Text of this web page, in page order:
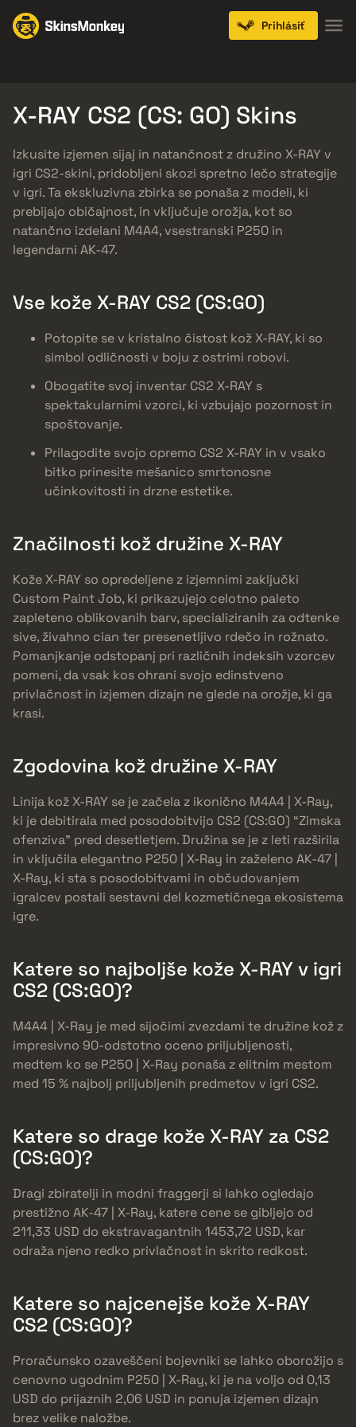
Prihlásiť
X-RAY CS2 (CS: GO) Skins
Izkusite izjemen sijaj in natančnost z družino X-RAY v
igri CS2-skini, pridobljeni skozi spretno lečo strategije
v igri. Ta ekskluzivna zbirka se ponaša z modeli, ki
prebijajo običajnost, in vključuje orožja, kot so
natančno izdelani M4A4, vsestranski P250 in
legendarni AK-47.
Vse kože X-RAY CS2 (CS:GO)
Potopite se v kristalno čistost kož X-RAY, ki so
simbol odličnosti v boju z ostrimi robovi.
Obogatite svoj inventar CS2 X-RAY s
spektakularnimi vzorci, ki vzbujajo pozornost in
spoštovanje.
Prilagodite svojo opremo CS2 X-RAY in v vsako
bitko prinesite mešanico smrtonosne
učinkovitosti in drzne estetike.
Značilnosti kož družine X-RAY
Kože X-RAY so opredeljene z izjemnimi zaključki
Custom Paint Job, ki prikazujejo celotno paleto
zapleteno oblikovanih barv, specializiranih za odtenke
sive, živahno cian ter presenetljivo rdečo in rožnato.
Pomanjkanje odstopanj pri različnih indeksih vzorcev
pomeni, da vsak kos ohrani svojo edinstveno
privlačnost in izjemen dizajn ne glede na orožje, ki ga
krasi.
Zgodovina kož družine X-RAY
Linija kož X-RAY se je začela z ikonično M4A4 | X-Ray,
ki je debitirala med posodobitvijo CS2 (CS:GO) “Zimska
ofenziva” pred desetletjem. Družina se je z leti razširila
in vključila elegantno P250 | X-Ray in zaželeno AK-47 |
X-Ray, ki sta s posodobitvami in občudovanjem
igralcev postali sestavni del kozmetičnega ekosistema
igre.
Katere so najboljše kože X-RAY v igri
CS2 (CS:GO)?
M4A4 | X-Ray je med sijočimi zvezdami te družine kož z
impresivno 90-odstotno oceno priljubljenosti,
medtem ko se P250 | X-Ray ponaša z elitnim mestom
med 15 % najbolj priljubljenih predmetov v igri CS2.
Katere so drage kože X-RAY za CS2
(CS:GO)?
Dragi zbiratelji in modni fraggerji si lahko ogledajo
prestižno AK-47 | X-Ray, katere cene se gibljejo od
211,33 USD do ekstravagantnih 1453,72 USD, kar
odraža njeno redko privlačnost in skrito redkost.
Katere so najcenejše kože X-RAY
CS2 (CS:GO)?
Proračunsko ozaveščeni bojevniki se lahko oborožijo s
cenovno ugodnim P250 | X-Ray, ki je na voljo od 0,13
USD do prijaznih 2,06 USD in ponuja izjemen dizajn
brez velike naložbe.